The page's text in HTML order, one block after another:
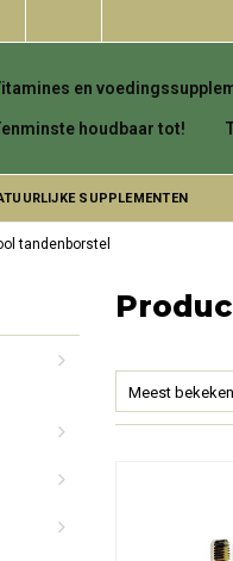
en
houdbaar tot!
SUPPLEMENTEN
tandenborstel
Meest bekeken